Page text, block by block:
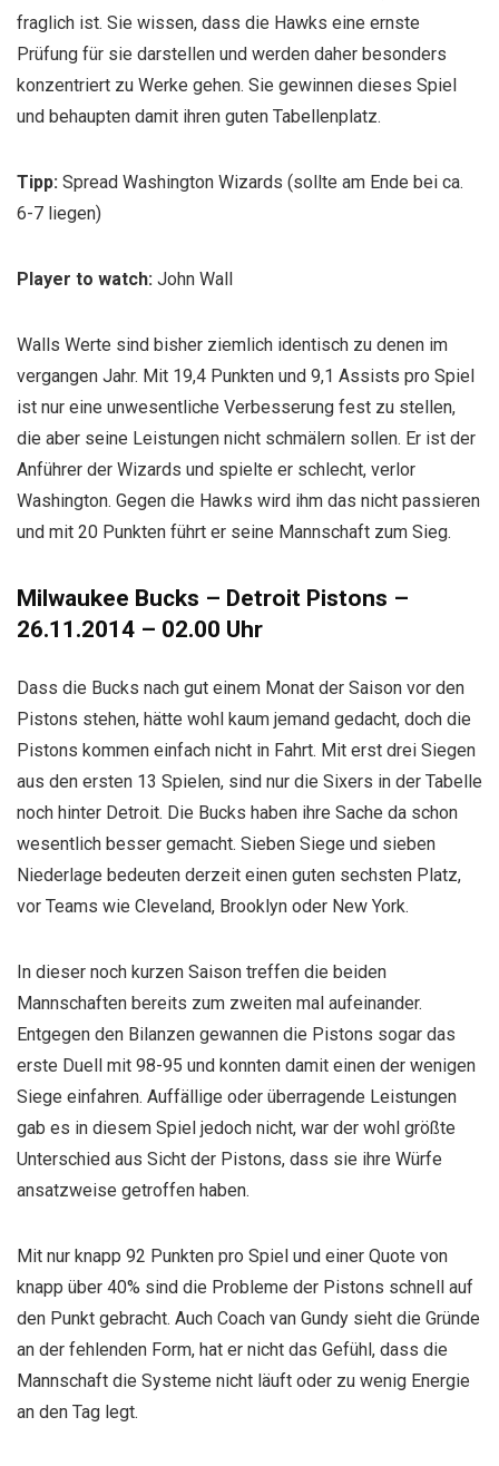
fraglich ist. Sie wissen, dass die Hawks eine ernste
Prüfung für sie darstellen und werden daher besonders
konzentriert zu Werke gehen. Sie gewinnen dieses Spiel
und behaupten damit ihren guten Tabellenplatz.
Tipp: Spread Washington Wizards (sollte am Ende bei ca.
6-7 liegen)
Player to watch: John Wall
Walls Werte sind bisher ziemlich identisch zu denen im
vergangen Jahr. Mit 19,4 Punkten und 9,1 Assists pro Spiel
ist nur eine unwesentliche Verbesserung fest zu stellen,
die aber seine Leistungen nicht schmälern sollen. Er ist der
Anführer der Wizards und spielte er schlecht, verlor
Washington. Gegen die Hawks wird ihm das nicht passieren
und mit 20 Punkten führt er seine Mannschaft zum Sieg.
Milwaukee Bucks – Detroit Pistons –
26.11.2014 – 02.00 Uhr
Dass die Bucks nach gut einem Monat der Saison vor den
Pistons stehen, hätte wohl kaum jemand gedacht, doch die
Pistons kommen einfach nicht in Fahrt. Mit erst drei Siegen
aus den ersten 13 Spielen, sind nur die Sixers in der Tabelle
noch hinter Detroit. Die Bucks haben ihre Sache da schon
wesentlich besser gemacht. Sieben Siege und sieben
Niederlage bedeuten derzeit einen guten sechsten Platz,
vor Teams wie Cleveland, Brooklyn oder New York.
In dieser noch kurzen Saison treffen die beiden
Mannschaften bereits zum zweiten mal aufeinander.
Entgegen den Bilanzen gewannen die Pistons sogar das
erste Duell mit 98-95 und konnten damit einen der wenigen
Siege einfahren. Auffällige oder überragende Leistungen
gab es in diesem Spiel jedoch nicht, war der wohl größte
Unterschied aus Sicht der Pistons, dass sie ihre Würfe
ansatzweise getroffen haben.
Mit nur knapp 92 Punkten pro Spiel und einer Quote von
knapp über 40% sind die Probleme der Pistons schnell auf
den Punkt gebracht. Auch Coach van Gundy sieht die Gründe
an der fehlenden Form, hat er nicht das Gefühl, dass die
Mannschaft die Systeme nicht läuft oder zu wenig Energie
an den Tag legt.